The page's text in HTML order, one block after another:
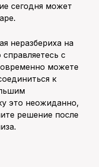
сегодня может
неразбериха на
с
можете
к
это неожиданно,
решение после